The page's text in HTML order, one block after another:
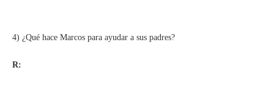
4) ¿Qué hace Marcos para ayudar a sus padres?
R: